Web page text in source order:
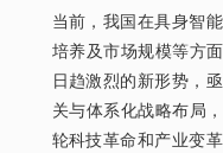
当前，我国在具身智
培养及市场规模等方
日趋激烈的新形势，
关与体系化战略布局
轮科技革命和产业变